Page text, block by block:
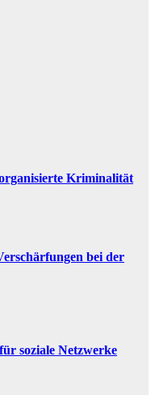
Kriminalität
bei der
soziale Netzwerke